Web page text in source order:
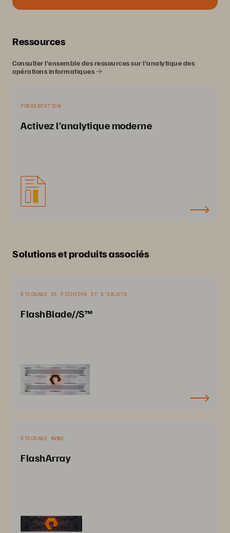
Ressources
Consulter l’ensemble des ressources sur l’analytique des
opérations informatiques
PRÉSENTATION
Activez l’analytique moderne
Solutions et produits associés
STOCKAGE DE FICHIERS ET D’OBJETS
FlashBlade//S™
STOCKAGE NVME
FlashArray